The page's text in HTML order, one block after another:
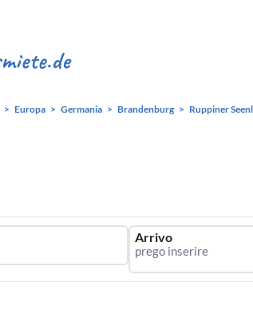
Europa Germania Brandenburg Ruppiner
Arrivo